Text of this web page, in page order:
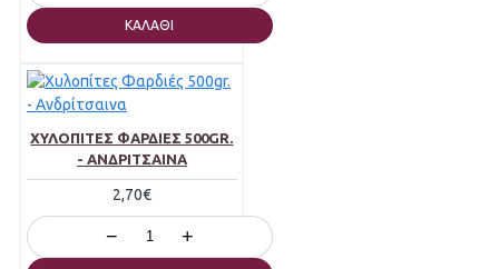
ΚΑΛΆΘΙ
ΧΥΛΟΠΊΤΕΣ ΦΑΡΔΙΈΣ 500GR.
- ΑΝΔΡΊΤΣΑΙΝΑ
2,70€
− +